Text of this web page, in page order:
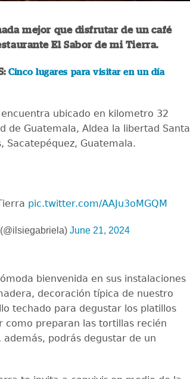
mejor que disfrutar de un café
El Sabor de mi Tierra.
Cinco lugares para visitar en un día
ubicado en kilometro 32
de Guatemala, Aldea la libertad Santa
Sacatepéquez, Guatemala.
pic.twitter.com/AAJu3oMGQM
June 21, 2024
bienvenida en sus instalaciones
decoración típica de nuestro
techado para degustar los platillos
como preparan las tortillas recién
además, podrás degustar de un